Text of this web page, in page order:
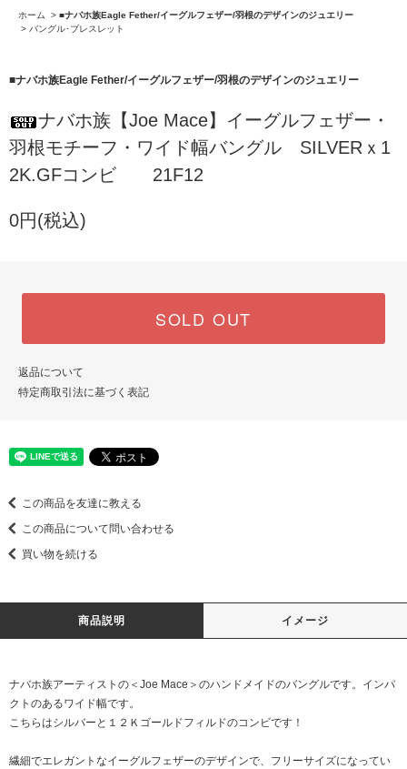
ホーム > ■ナバホ族Eagle Fether/イーグルフェザー/羽根のデザインのジュエリー
> バングル･ブレスレット
■ナバホ族Eagle Fether/イーグルフェザー/羽根のデザインのジュエリー
ナバホ族【Joe Mace】イーグルフェザー・
羽根モチーフ・ワイド幅バングル SILVERｘ1
2K.GFコンビ 21F12
0円(税込)
SOLD OUT
返品について
特定商取引法に基づく表記
この商品を友達に教える
この商品について問い合わせる
買い物を続ける
商品説明 イメージ
ナバホ族アーティストの＜Joe Mace＞のハンドメイドのバングルです。インパ
クトのあるワイド幅です。
こちらはシルバーと１２Ｋゴールドフィルドのコンビです！
繊細でエレガントなイーグルフェザーのデザインで、フリーサイズになってい